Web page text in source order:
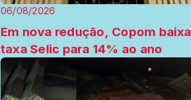
06/08/2026
Em nova redução, Copom baixa
taxa Selic para 14% ao ano